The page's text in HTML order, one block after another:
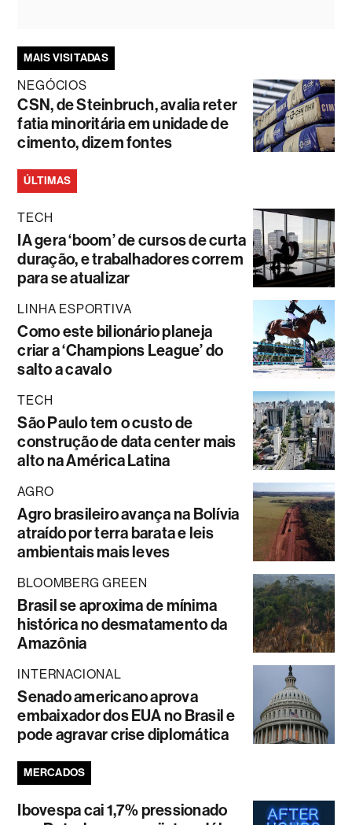
MAIS VISITADAS
NEGÓCIOS
CSN, de Steinbruch, avalia reter
fatia minoritária em unidade de
cimento, dizem fontes
ÚLTIMAS
TECH
IA gera ‘boom’ de cursos de curta
duração, e trabalhadores correm
para se atualizar
LINHA ESPORTIVA
Como este bilionário planeja
criar a ‘Champions League’ do
salto a cavalo
TECH
São Paulo tem o custo de
construção de data center mais
alto na América Latina
AGRO
Agro brasileiro avança na Bolívia
atraído por terra barata e leis
ambientais mais leves
BLOOMBERG GREEN
Brasil se aproxima de mínima
histórica no desmatamento da
Amazônia
INTERNACIONAL
Senado americano aprova
embaixador dos EUA no Brasil e
pode agravar crise diplomática
MERCADOS
Ibovespa cai 1,7% pressionado